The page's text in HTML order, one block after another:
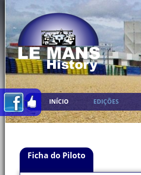
INÍCIO EDIÇÕES
Ficha do Piloto